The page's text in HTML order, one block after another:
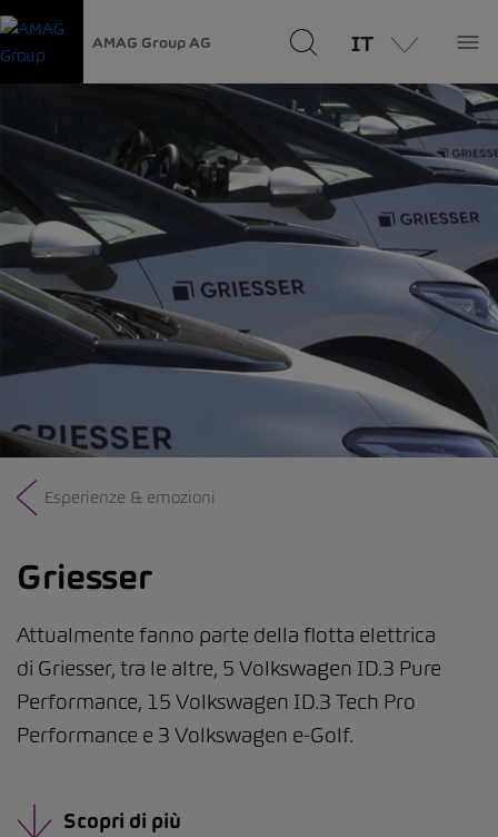
AMAG Group AG IT
Esperienze & emozioni
Griesser
Attualmente fanno parte della flotta elettrica
di Griesser, tra le altre, 5 Volkswagen ID.3 Pure
Performance, 15 Volkswagen ID.3 Tech Pro
Performance e 3 Volkswagen e-Golf.
Scopri di più